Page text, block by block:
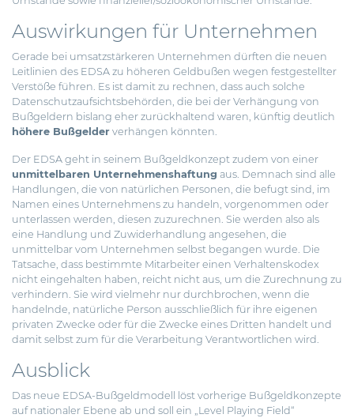
Auswirkungen für Unternehmen
Gerade bei umsatzstärkeren Unternehmen dürften die neuen
Leitlinien des EDSA zu höheren Geldbußen wegen festgestellter
Verstöße führen. Es ist damit zu rechnen, dass auch solche
Datenschutzaufsichtsbehörden, die bei der Verhängung von
Bußgeldern bislang eher zurückhaltend waren, künftig deutlich
höhere Bußgelder verhängen könnten.
Der EDSA geht in seinem Bußgeldkonzept zudem von einer
unmittelbaren Unternehmenshaftung aus. Demnach sind alle
Handlungen, die von natürlichen Personen, die befugt sind, im
Namen eines Unternehmens zu handeln, vorgenommen oder
unterlassen werden, diesen zuzurechnen. Sie werden also als
eine Handlung und Zuwiderhandlung angesehen, die
unmittelbar vom Unternehmen selbst begangen wurde. Die
Tatsache, dass bestimmte Mitarbeiter einen Verhaltenskodex
nicht eingehalten haben, reicht nicht aus, um die Zurechnung zu
verhindern. Sie wird vielmehr nur durchbrochen, wenn die
handelnde, natürliche Person ausschließlich für ihre eigenen
privaten Zwecke oder für die Zwecke eines Dritten handelt und
damit selbst zum für die Verarbeitung Verantwortlichen wird.
Ausblick
Das neue EDSA-Bußgeldmodell löst vorherige Bußgeldkonzepte
auf nationaler Ebene ab und soll ein „Level Playing Field“